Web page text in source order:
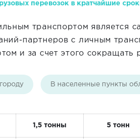
перевозок в кратчайшие
транспортом является
партнеров с личным
и за счет этого сокращать
В населенные пункты
1,5 тонны 5 тонн